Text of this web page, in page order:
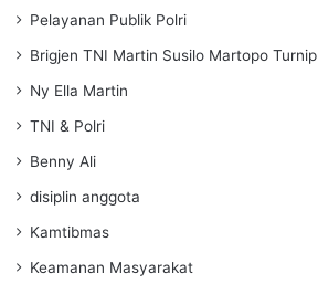
Pelayanan Publik Polri
Brigjen TNI Martin Susilo Martopo Turnip
Ny Ella Martin
TNI & Polri
Benny Ali
disiplin anggota
Kamtibmas
Keamanan Masyarakat